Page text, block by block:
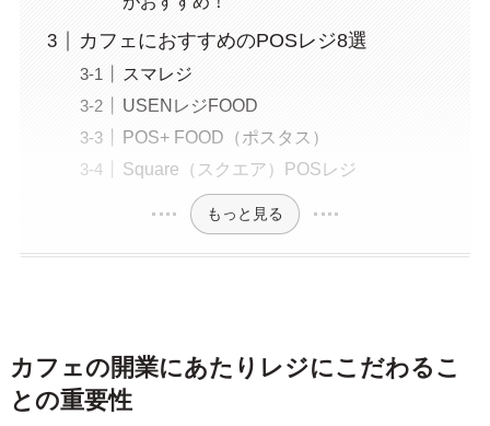
カフェにおすすめのPOSレジ8選
スマレジ
USENレジFOOD
POS+ FOOD（ポスタス）
Square（スクエア）POSレジ
もっと見る
カフェの開業にあたりレジにこだわるこ
との重要性